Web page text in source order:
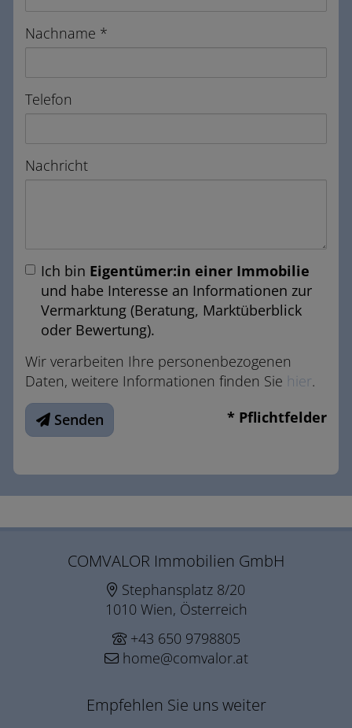
Nachname
Telefon
Nachricht
Ich bin Eigentümer:in einer Immobilie
und habe Interesse an Informationen zur
Vermarktung (Beratung, Marktüberblick
oder Bewertung).
Wir verarbeiten Ihre personenbezogenen
Daten, weitere Informationen finden Sie hier.
Senden * Pflichtfelder
COMVALOR Immobilien GmbH
Stephansplatz 8/20
1010 Wien, Österreich
+43 650 9798805
home@comvalor.at
Empfehlen Sie uns weiter